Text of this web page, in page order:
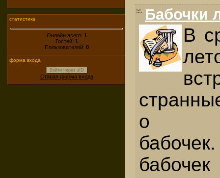
статистика
Онлайн всего: 1
Гостей: 1
Пользователей: 0
форма входа
Войти через uID
Старая форма входа
Бабочки
В
о